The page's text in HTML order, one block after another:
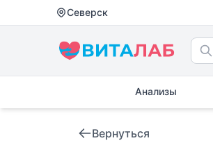
Северск
Анализы
Вернуться